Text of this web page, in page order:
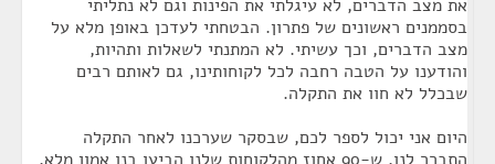
את מצב הדברים, לא עיגלתי את הפינות וגם לא נתליתי
בסממנים ראשונים של פתרון. הבטחתי לעדכן באופן מלא על
מצב הדברים, וכך עשיתי. לא המתנתי לשאלות ותהיות,
והודענו על הטבה רחבה לכל לקוחותינו, גם לאותם רבים
שבכלל לא חוו את התקלה.
היום אני יכול לספר לכם, שבסקר שערכנו לאחר התקלה